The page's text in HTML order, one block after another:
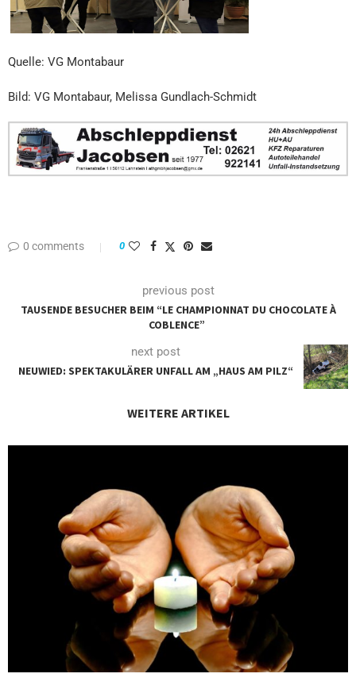
Quelle: VG Montabaur
Bild: VG Montabaur, Melissa Gundlach-Schmidt
0 comments 0
previous post
TAUSENDE BESUCHER BEIM “LE CHAMPIONNAT DU CHOCOLATE À
COBLENCE”
next post
NEUWIED: SPEKTAKULÄRER UNFALL AM „HAUS AM PILZ“
WEITERE ARTIKEL